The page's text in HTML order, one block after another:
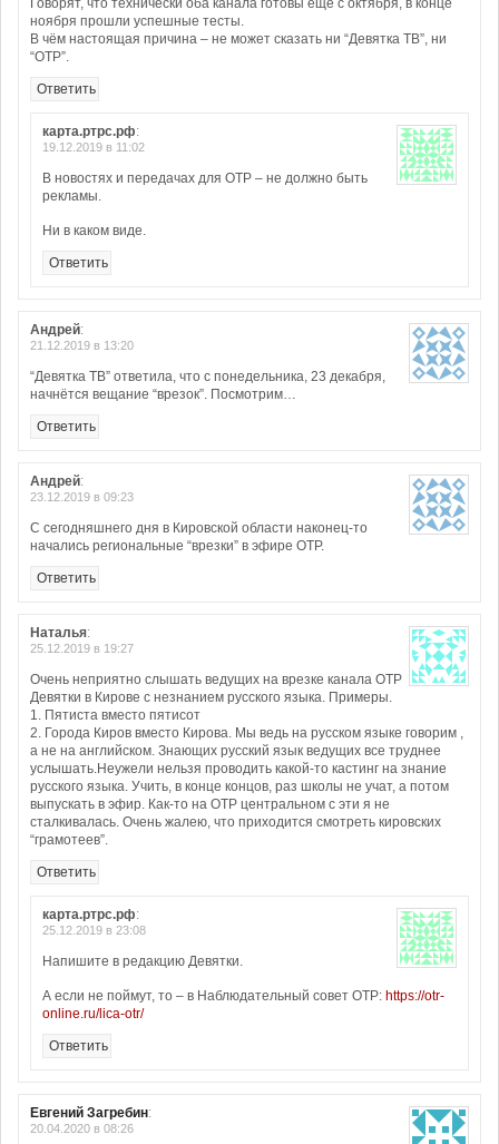
Говорят, что технически оба канала готовы ещё с октября, в конце
ноября прошли успешные тесты.
В чём настоящая причина – не может сказать ни “Девятка ТВ”, ни
“ОТР”.
Ответить
карта.ртрс.рф:
19.12.2019 в 11:02
В новостях и передачах для ОТР – не должно быть
рекламы.
Ни в каком виде.
Ответить
Андрей:
21.12.2019 в 13:20
“Девятка ТВ” ответила, что с понедельника, 23 декабря,
начнётся вещание “врезок”. Посмотрим…
Ответить
Андрей:
23.12.2019 в 09:23
С сегодняшнего дня в Кировской области наконец-то
начались региональные “врезки” в эфире ОТР.
Ответить
Наталья:
25.12.2019 в 19:27
Очень неприятно слышать ведущих на врезке канала ОТР
Девятки в Кирове с незнанием русского языка. Примеры.
1. Пятиста вместо пятисот
2. Города Киров вместо Кирова. Мы ведь на русском языке говорим ,
а не на английском. Знающих русский язык ведущих все труднее
услышать.Неужели нельзя проводить какой-то кастинг на знание
русского языка. Учить, в конце концов, раз школы не учат, а потом
выпускать в эфир. Как-то на ОТР центральном с эти я не
сталкивалась. Очень жалею, что приходится смотреть кировских
“грамотеев”.
Ответить
карта.ртрс.рф:
25.12.2019 в 23:08
Напишите в редакцию Девятки.
А если не поймут, то – в Наблюдательный совет ОТР: https://otr-
online.ru/lica-otr/
Ответить
Евгений Загребин:
20.04.2020 в 08:26